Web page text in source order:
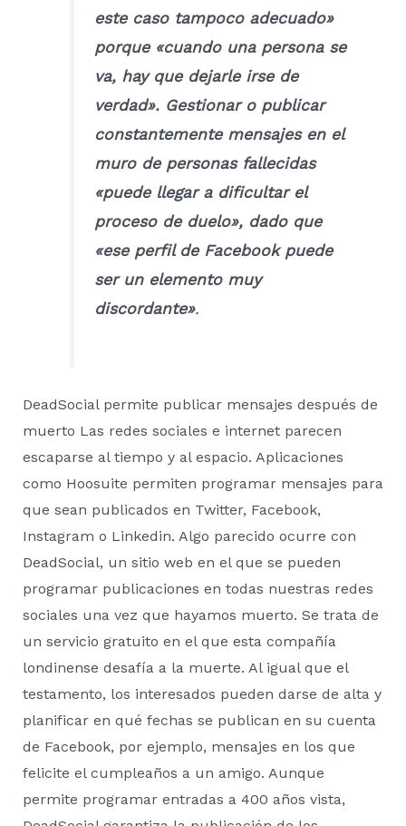
este caso tampoco adecuado»
porque «cuando una persona se
va, hay que dejarle irse de
verdad». Gestionar o publicar
constantemente mensajes en el
muro de personas fallecidas
«puede llegar a dificultar el
proceso de duelo», dado que
«ese perfil de Facebook puede
ser un elemento muy
discordante».
DeadSocial permite publicar mensajes después de
muerto Las redes sociales e internet parecen
escaparse al tiempo y al espacio. Aplicaciones
como Hoosuite permiten programar mensajes para
que sean publicados en Twitter, Facebook,
Instagram o Linkedin. Algo parecido ocurre con
DeadSocial, un sitio web en el que se pueden
programar publicaciones en todas nuestras redes
sociales una vez que hayamos muerto. Se trata de
un servicio gratuito en el que esta compañía
londinense desafía a la muerte. Al igual que el
testamento, los interesados pueden darse de alta y
planificar en qué fechas se publican en su cuenta
de Facebook, por ejemplo, mensajes en los que
felicite el cumpleaños a un amigo. Aunque
permite programar entradas a 400 años vista,